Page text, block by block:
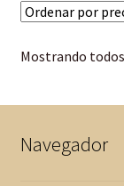
Mostrando
Navegador